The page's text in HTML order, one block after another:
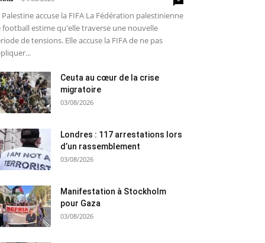
Palestine accuse la FIFA La Fédération palestinienne
football estime qu'elle traverse une nouvelle
de tensions. Elle accuse la FIFA de ne pas
Ceuta au cœur de la crise
migratoire
03/08/2026
Londres : 117 arrestations lors
d’un rassemblement
03/08/2026
Manifestation à Stockholm
pour Gaza
03/08/2026